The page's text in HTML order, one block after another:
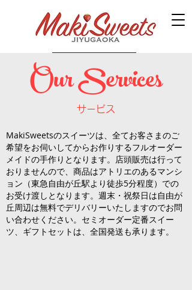
Our Services
サービス
MakiSweetsのスイーツは、全てお客さまのご
希望をお伺いしてからお作りするフルオーダー
メイドの手作りとなります。店頭販売は行って
おりませんので、商品はアトリエのあるマンシ
ョン（東急自由が丘駅より徒歩5分程度）での
お受け渡しとなります。週末・祝祭日は自由が
丘周辺は無料でデリバリーいたしますのでお問
い合わせください。セミオーダー定番スイー
ツ、ギフトセットは、全国発送も承ります。